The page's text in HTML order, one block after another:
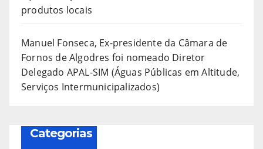
produtos locais
Manuel Fonseca, Ex-presidente da Câmara de
Fornos de Algodres foi nomeado Diretor
Delegado APAL-SIM (Águas Públicas em Altitude,
Serviços Intermunicipalizados)
Categorias